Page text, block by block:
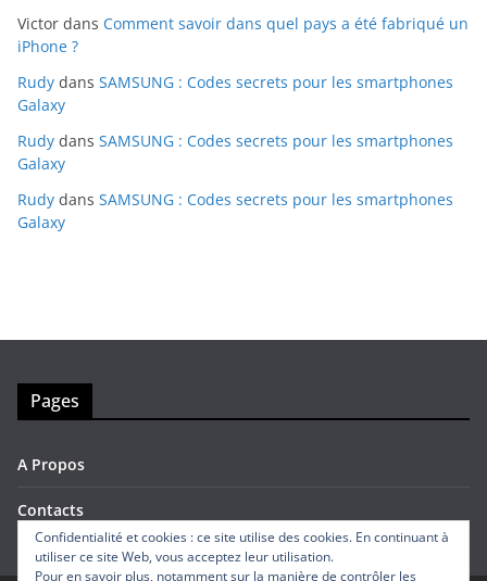
Victor dans Comment savoir dans quel pays a été fabriqué un
iPhone ?
Rudy dans SAMSUNG : Codes secrets pour les smartphones
Galaxy
Rudy dans SAMSUNG : Codes secrets pour les smartphones
Galaxy
Rudy dans SAMSUNG : Codes secrets pour les smartphones
Galaxy
Pages
A Propos
Contacts
Confidentialité et cookies : ce site utilise des cookies. En continuant à
utiliser ce site Web, vous acceptez leur utilisation.
Pour en savoir plus, notamment sur la manière de contrôler les